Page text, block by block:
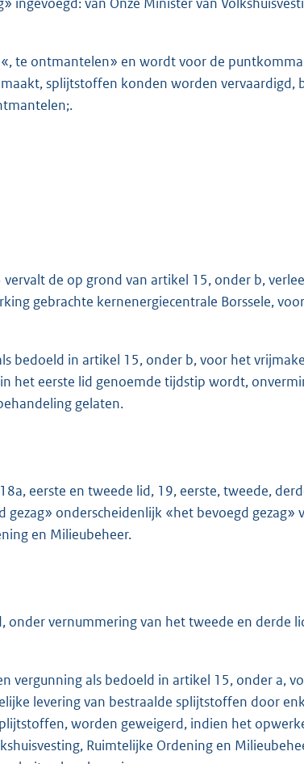
te ontmantelen» en wordt voor de
splijtstoffen konden worden vervaardigd,
de op grond van artikel 15, onder b,
gebrachte kernenergiecentrale Borssele,
bedoeld in artikel 15, onder b, voor het
het eerste lid genoemde tijdstip wordt,
gelaten.
eerste en tweede lid, 19, eerste, tweede,
onderscheidenlijk «het bevoegd gezag»
en Milieubeheer.
onder vernummering van het tweede en derde
vergunning als bedoeld in artikel 15, onder a,
levering van bestraalde splijtstoffen door
worden geweigerd, indien het
Ruimtelijke Ordening en